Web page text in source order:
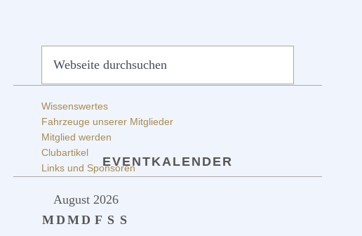
SEITENSPALTE
QUICKLINKS
Wissenswertes
Fahrzeuge unserer Mitglieder
Mitglied werden
Clubartikel
Links und SponsorenEVENTKALENDER
August 2026
MD MD F S S